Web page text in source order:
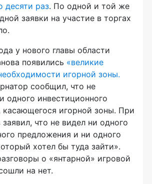
десяти раз. По одной и той же
заявки на участие в торгах
у нового главы области
появились «великие
игорной зоны.
сообщил, что не
одного инвестиционного
касающегося игорной зоны. При
что не видел ни одного
предложения и ни одного
хотел бы туда зайти».
о «янтарной» игровой
на нет.